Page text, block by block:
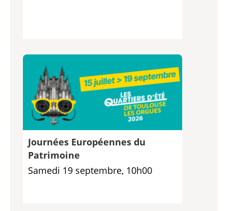
Journées Européennes du
Patrimoine
Samedi 19 septembre, 10h00